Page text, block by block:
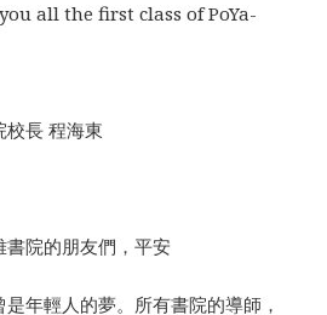
all the first class of PoYa-
校長 程海東
院的朋友們，平安
年輕人的夢。所有書院的導師，